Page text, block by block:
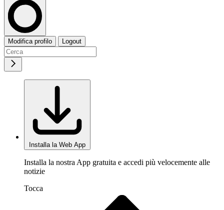
Modifica profilo Logout
Installa la Web App
Installa la nostra App gratuita e accedi più velocemente alle
notizie
Tocca